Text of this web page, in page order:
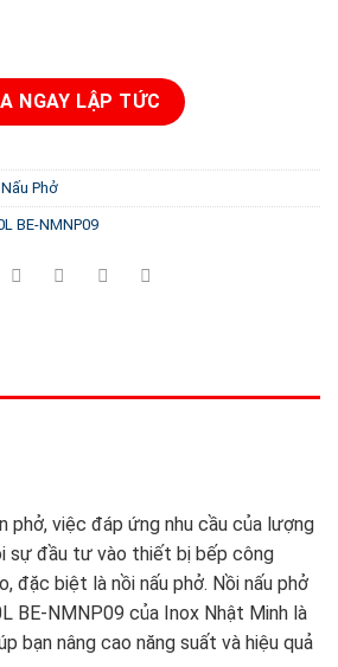
Điện 100L BE-NMNP09 số lượng
NGAY LẬP TỨC
Phở
BE-NMNP09
phở, việc đáp ứng nhu cầu của lượng
sự đầu tư vào thiết bị bếp công
đặc biệt là nồi nấu phở. Nồi nấu phở
BE-NMNP09 của Inox Nhật Minh là
bạn nâng cao năng suất và hiệu quả